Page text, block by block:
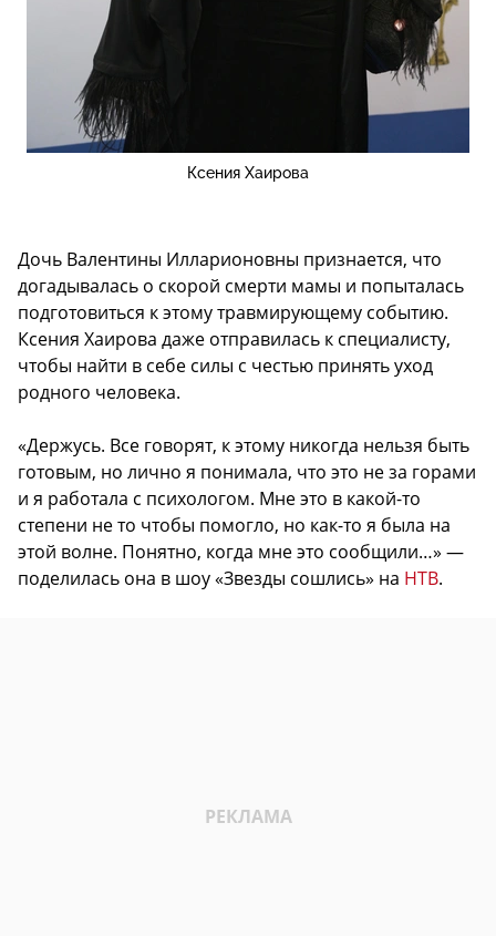
Ксения Хаирова
Дочь Валентины Илларионовны признается, что
догадывалась о скорой смерти мамы и попыталась
подготовиться к этому травмирующему событию.
Ксения Хаирова даже отправилась к специалисту,
чтобы найти в себе силы с честью принять уход
родного человека.
«Держусь. Все говорят, к этому никогда нельзя быть
готовым, но лично я понимала, что это не за горами
и я работала с психологом. Мне это в какой-то
степени не то чтобы помогло, но как-то я была на
этой волне. Понятно, когда мне это сообщили…» —
поделилась она в шоу «Звезды сошлись» на НТВ.